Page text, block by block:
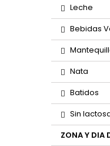
Leche
Bebidas
Nata
Batidos
Sin
ZONA Y DIA